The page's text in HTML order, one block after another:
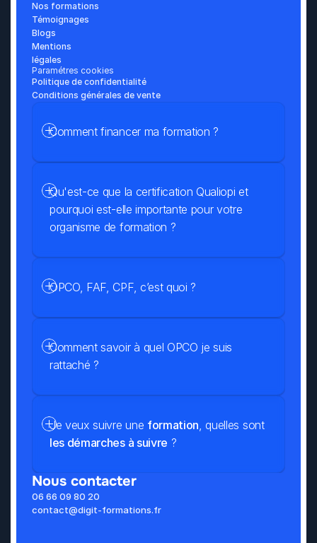
Nos formations
Témoignages
Blogs
Mentions
légales
Paramétres cookies
Politique de confidentialité
Conditions générales de vente
Nous contacter
06 66 09 80 20
contact@digit-formations.fr
Qu'est-ce que la certification Qualiopi et
pourquoi est-elle importante pour votre
organisme de formation ?
Comment savoir à quel OPCO je suis
rattaché ?
Je veux suivre une formation
, quelles sont
les démarches à suivre ?
Comment financer ma formation ?
OPCO, FAF, CPF, c’est quoi ?